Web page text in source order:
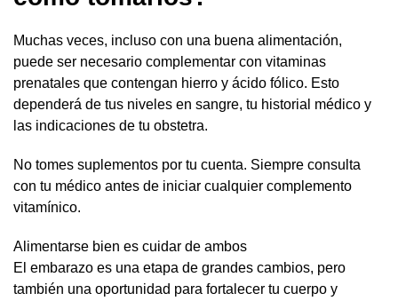
Muchas veces, incluso con una buena alimentación,
puede ser necesario complementar con vitaminas
prenatales que contengan hierro y ácido fólico. Esto
dependerá de tus niveles en sangre, tu historial médico y
las indicaciones de tu obstetra.
No tomes suplementos por tu cuenta. Siempre consulta
con tu médico antes de iniciar cualquier complemento
vitamínico.
Alimentarse bien es cuidar de ambos
El embarazo es una etapa de grandes cambios, pero
también una oportunidad para fortalecer tu cuerpo y